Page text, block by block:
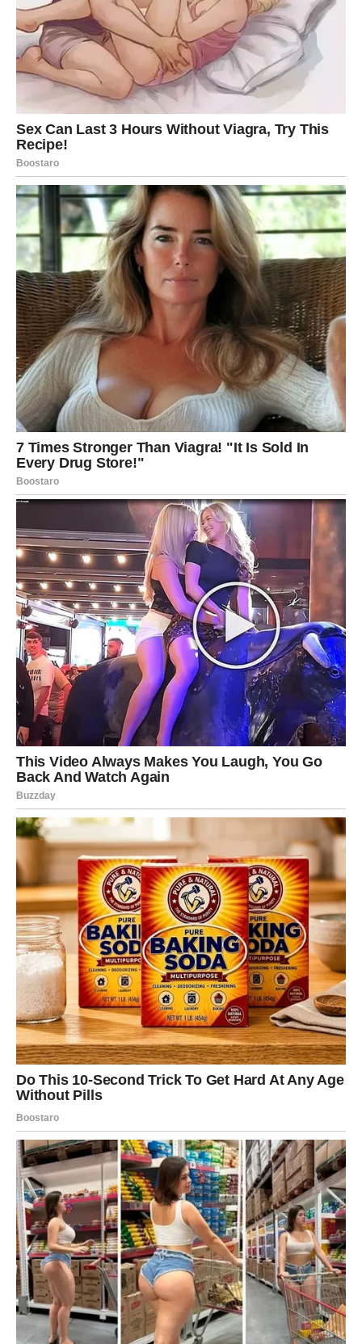
novembru.
Sve ono što je bilo komplikovano, zamršeno, nejasno –
danas se razrešava.
Ako ste u vezi, partner vam otkriva nešto što može
promeniti način na koji vidite budućnost.
Slobodni Blizanci mogu biti iznenađeni nečijim
priznanjem, ali to iznenađenje će biti prijatno.
Možda ste mislili da nekoga ne zanimate – danas shvatate
da ste bili potpuno u krivu.
Ljubavni preokret:danas završavate jedan emotivni
ciklus – i počinje novi, mnogo iskreniji.
RAK
Rakovima 25. novembar donosi duboku emotivnu istinu.
Ovo je dan kada vas neka rečenica, pogled ili gest vraća u
realnost. Ako ste imali iluzije, danas ih osvešćujete – ali
ne da biste patili, već da biste konačno krenuli napred.
U vezi – partner vam otkriva svoje strahove ili brige, i ovo
produbljuje odnos.
Slobodni – osećanja jedne osobe danas postaju kristalno
jasna. Shvatićete ko je iskren, a ko vas samo drži kao
rezervu.
Ljubavni preokret:spoznaja koja danas stiže otvara vam
vrata potpuno novog emocionalnog poglavlja.
LAV
Lavovi danas sjaje jače nego ikad jer istina koja izlazi na
videlo radi u vašu korist.
Ovo je dan kada se neko konačno izvinjava, priznaje,
vraća ili objašnjava svoje greške.
Ako ste u vezi, partner može imati važnu ispovest koja
menja dinamiku.
Slobodni Lavovi imaju susret ili poruku koja im vraća
osećaj vrednosti i sigurnosti.
Istina je jednostavna: neko vas istinski želi u svom životu.
Ljubavni preokret:danas prestajete da sumnjate – sve
postaje jasno.
DEVICA
Device danas prolaze kroz čišćenje emocija.
Ako ste dugo osećali težinu, pritisak ili neizgovorene reči
– danas one izlaze. I to je dobro.
Ovo je dan kada vi ili partner izgovarate ono što je ključ
ozdravljenja.
Slobodne Device – istina koja stiže danas je nežna, ali
moćna.
Moguće je priznanje simpatije, ali i otkrivanje nečijih
namera.
Ljubavni preokret:danas vam Univerzum otkriva kome
zaista pripadate srcem.